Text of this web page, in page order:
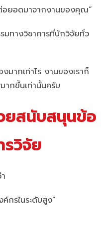
อยอดมาจากงานของคุณ”
ทางวิชาการที่นักวิจัยทั่ว
มากเท่าไร งานของเราก็
ากขึ้นเท่านั้นครับ
ยสนับสนุนข้อ
รวิจัย
กรในระดับสูง”